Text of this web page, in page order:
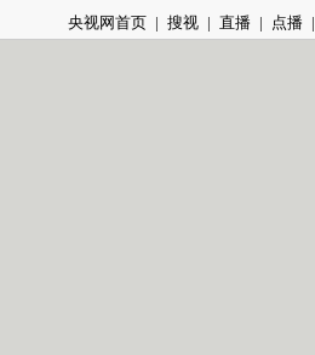
央视网首页 | 搜视 | 直播 | 点播 |